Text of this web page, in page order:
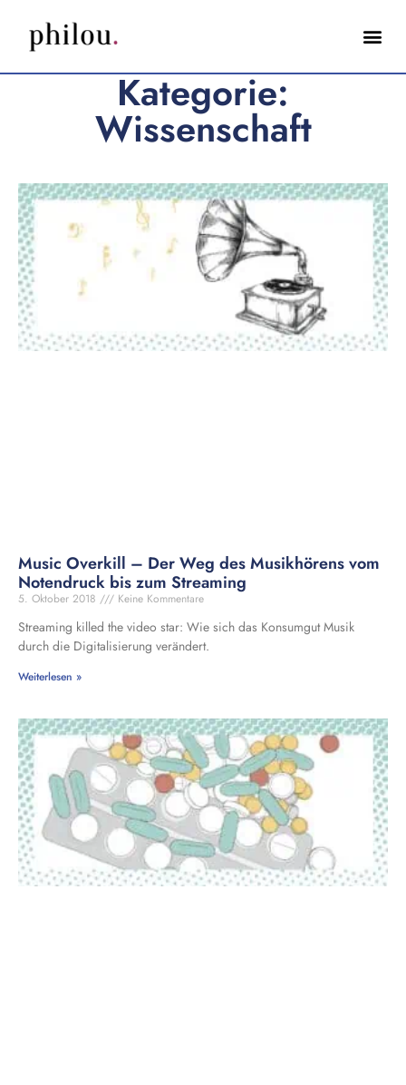
Kategorie:
Wissenschaft
Music Overkill – Der Weg des Musikhörens vom
Notendruck bis zum Streaming
5. Oktober 2018 Keine Kommentare
Streaming killed the video star: Wie sich das Konsumgut Musik
durch die Digitalisierung verändert.
Weiterlesen »